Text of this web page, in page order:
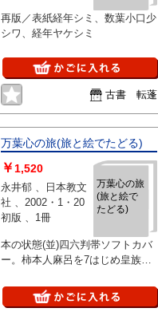
再版／表紙経年シミ、数葉小口少
シワ、経年ヤケシミ
古書 転蓬
万葉心の旅(旅と絵でたどる)
万葉心の旅
(旅と絵で
たどる)
￥ 1,520
永井郁 、日本教文
社 、2002・1・20
初版 、1冊
本の状態(並)四六判帯ソフトカバ
ー。柿本人麻呂を7はじめ皇族や
「詠み人知らず」の歌の心を掬い
とった